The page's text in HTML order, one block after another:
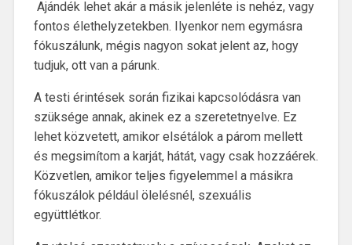
Ajándék lehet akár a másik jelenléte is nehéz, vagy
fontos élethelyzetekben. Ilyenkor nem egymásra
fókuszálunk, mégis nagyon sokat jelent az, hogy
tudjuk, ott van a párunk.
A testi érintések során fizikai kapcsolódásra van
szüksége annak, akinek ez a szeretetnyelve. Ez
lehet közvetett, amikor elsétálok a párom mellett
és megsimítom a karját, hátát, vagy csak hozzáérek.
Közvetlen, amikor teljes figyelemmel a másikra
fókuszálok például ölelésnél, szexuális
együttlétkor.